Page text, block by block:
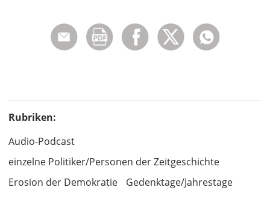
Rubriken:
Audio-Podcast
einzelne Politiker/Personen der Zeitgeschichte
Erosion der Demokratie
Gedenktage/Jahrestage